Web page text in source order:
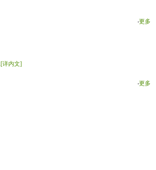
‧更多
[详内文]
‧更多